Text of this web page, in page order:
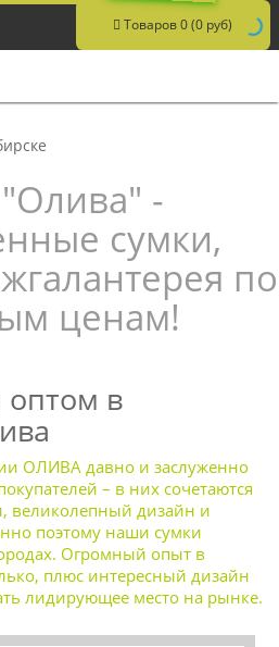
Товаров 0 (0 руб)
-
сумки,
по
ценам!
оптом в
ОЛИВА давно и заслуженно
– в них сочетаются
великолепный дизайн и
поэтому наши сумки
Огромный опыт в
плюс интересный дизайн
лидирующее место на рынке.